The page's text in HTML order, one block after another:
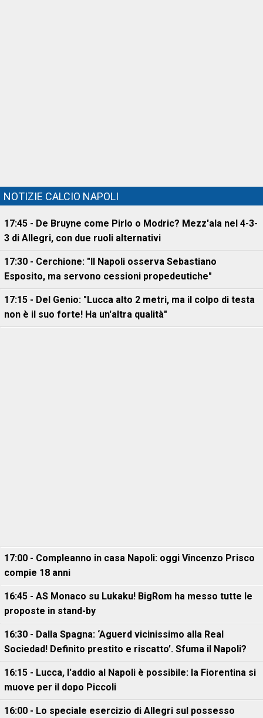
NOTIZIE CALCIO NAPOLI
17:45 - De Bruyne come Pirlo o Modric? Mezz'ala nel 4-3-
3 di Allegri, con due ruoli alternativi
17:30 - Cerchione: "Il Napoli osserva Sebastiano
Esposito, ma servono cessioni propedeutiche"
17:15 - Del Genio: "Lucca alto 2 metri, ma il colpo di testa
non è il suo forte! Ha un'altra qualità"
17:00 - Compleanno in casa Napoli: oggi Vincenzo Prisco
compie 18 anni
16:45 - AS Monaco su Lukaku! BigRom ha messo tutte le
proposte in stand-by
16:30 - Dalla Spagna: ‘Aguerd vicinissimo alla Real
Sociedad! Definito prestito e riscatto’. Sfuma il Napoli?
16:15 - Lucca, l'addio al Napoli è possibile: la Fiorentina si
muove per il dopo Piccoli
16:00 - Lo speciale esercizio di Allegri sul possesso